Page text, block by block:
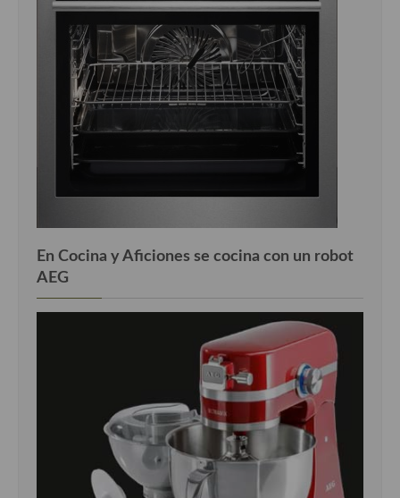
En Cocina y Aficiones se cocina con un robot
AEG